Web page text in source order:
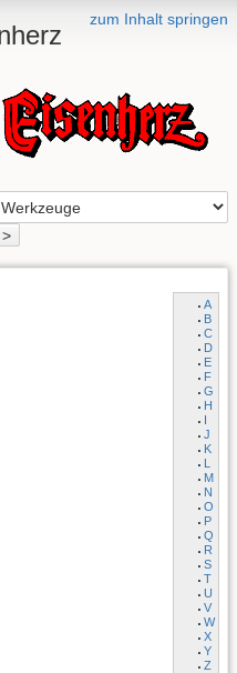
zum Inhalt springen
>
A
B
C
D
E
F
G
H
I
J
K
L
M
N
O
P
Q
R
S
T
U
V
W
X
Y
Z